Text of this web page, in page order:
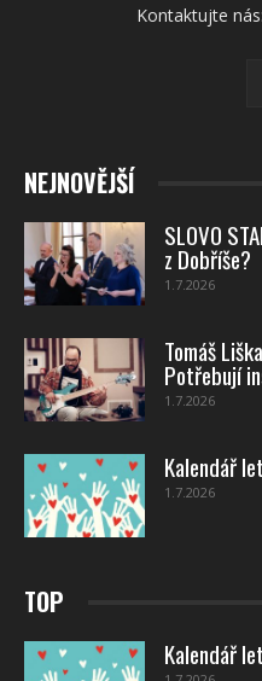
Kontaktujte nás:
NEJNOVĚJŠÍ
SLOVO
z Dobříše?
1.7.2026
Tomáš
Potřebují
1.7.2026
Kalendář
1.7.2026
TOP
Kalendář